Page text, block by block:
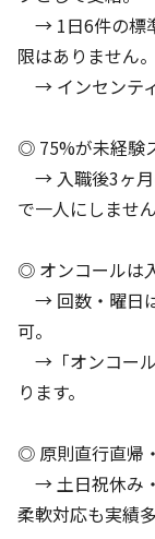
→ 1日6件の標
限はありません。
→ インセンテ
◎ 75%が未経験
→ 入職後3ヶ月
で一人にしません
◎ オンコールは
→ 回数・曜日
可。
→「オンコー
ります。
◎ 原則直行直帰
→ 土日祝休み
柔軟対応も実績多